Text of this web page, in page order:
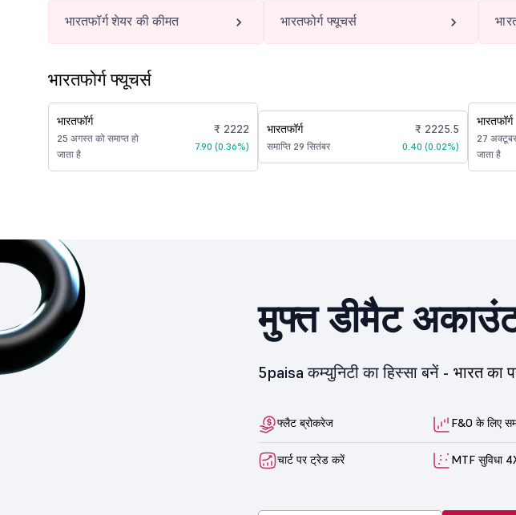
भारतफॉर्ग शेयर की कीमत भारतफोर्ग फ्यूचर्स
भारतफोर्ग फ्यूचर्स
भारतफॉर्ग
25 अगस्त को समाप्त हो
जाता है
₹ 2222
7.90 (0.36%)
भारतफॉर्ग
समाप्ति 29 सितंबर
₹ 2225.5
0.40 (0.02%)
भारतफॉर्ग
27 अक्टूबर
जाता है
मुफ्त डीमैट
5paisa कम्युनिटी का हिस्सा बनें - भारत का
फ्लैट ब्रोकरेज F&O के लिए
चार्ट पर ट्रेड करें MTF सुविधा